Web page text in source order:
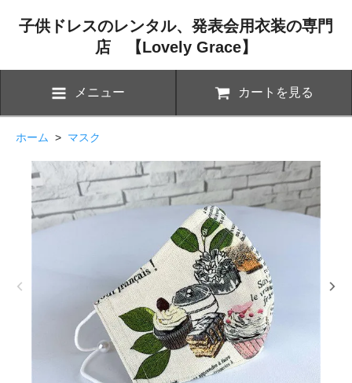
子供ドレスのレンタル、発表会用衣装の専門
店 【Lovely Grace】
メニュー カートを見る
ホーム > マスク